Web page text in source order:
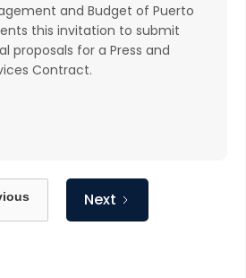
and Budget of Puerto
this invitation to submit
proposals for a Press and
Contract.
Next